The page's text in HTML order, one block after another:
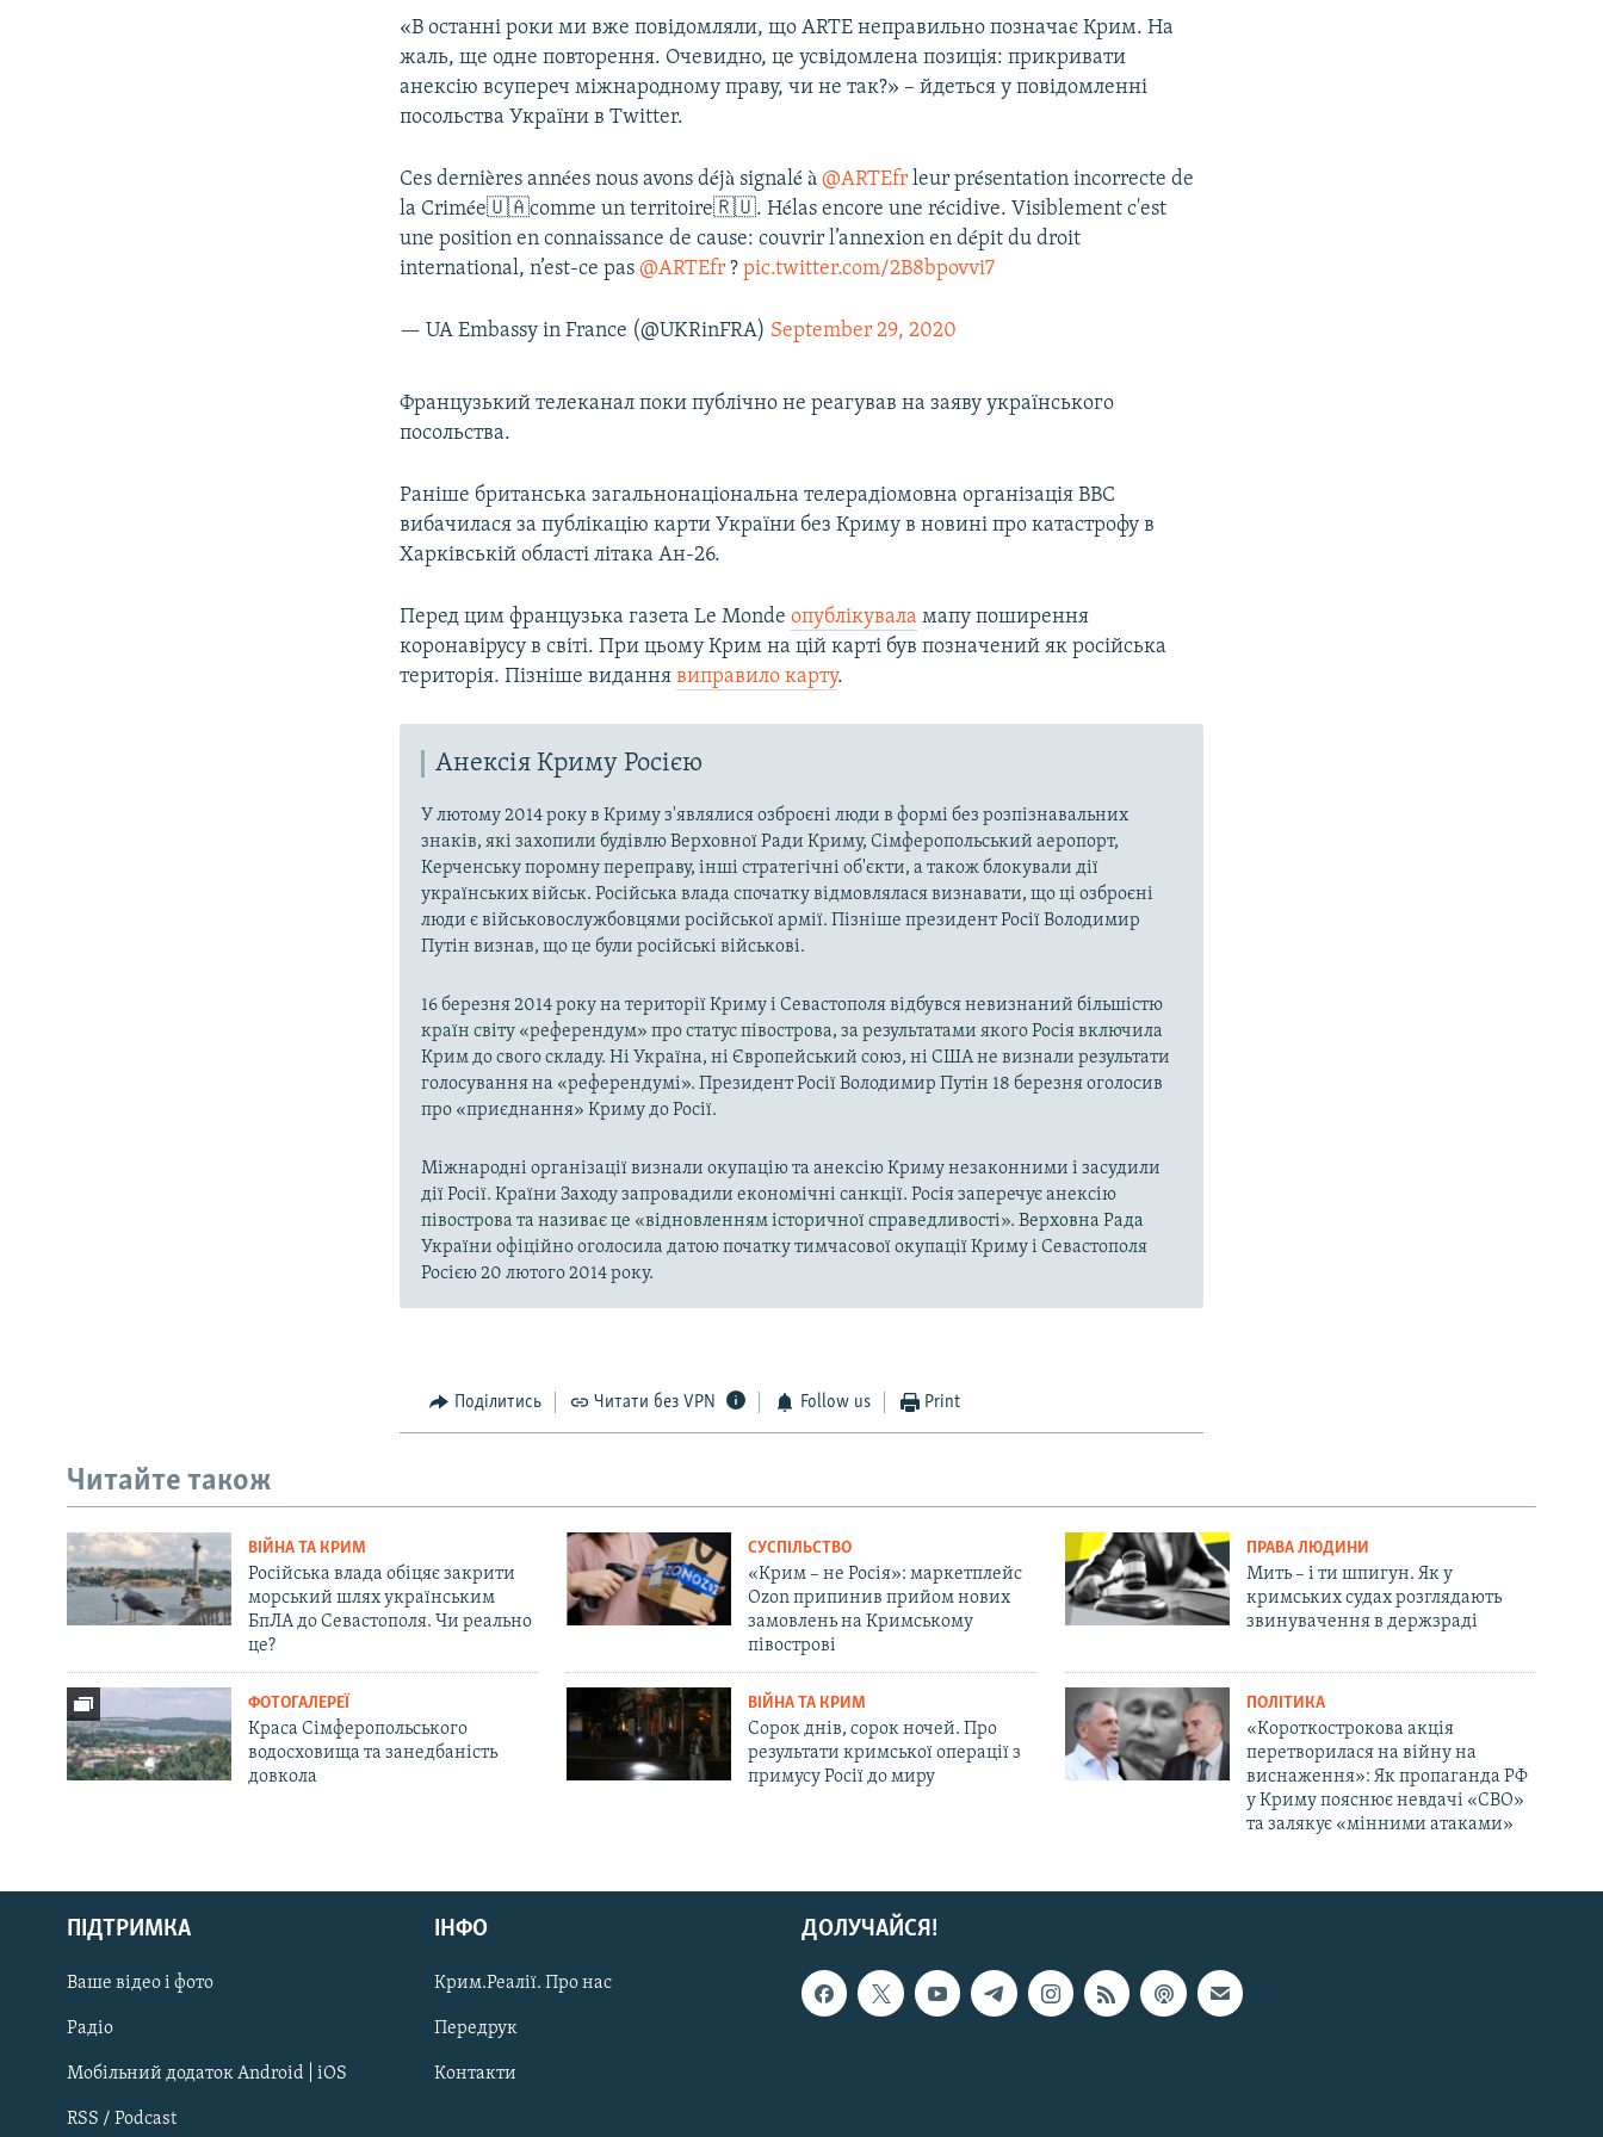
Русский
Qırımtatar
ДОЛУЧАЙСЯ!
«В останні роки ми вже повідомляли, що ARTE неправильно позначає Крим. На
жаль, ще одне повторення. Очевидно, це усвідомлена позиція: прикривати
анексію всупереч міжнародному праву, чи не так?» – йдеться у повідомленні
посольства України в Twitter.
Ces dernières années nous avons déjà signalé à@ARTEfr leur présentation incorrecte de
la Crimée🇺🇦comme un territoire🇷🇺. Hélas encore une récidive. Visiblement c'est
une position en connaissance de cause: couvrir l’annexion en dépit du droit
international, n’est-ce pas@ARTEfr ?pic.twitter.com/2B8bpovvi7
— UA Embassy in France (@UKRinFRA) September 29, 2020
Французький телеканал поки публічно не реагував на заяву українського
посольства.
Раніше британська загальнонаціональна телерадіомовна організація BBC
вибачилася за публікацію карти України без Криму в новині про катастрофу в
Харківській області літака Ан-26.
Перед цим французька газета Le Mondeопублікувала мапу поширення
коронавірусу в світі. При цьому Крим на цій карті був позначений як російська
територія. Пізніше виданнявиправило карту.
Анексія Криму Росією
У лютому 2014 року в Криму з'являлися озброєні люди в формі без розпізнавальних
знаків, які захопили будівлю Верховної Ради Криму, Сімферопольський аеропорт,
Керченську поромну переправу, інші стратегічні об'єкти, а також блокували дії
українських військ. Російська влада спочатку відмовлялася визнавати, що ці озброєні
люди є військовослужбовцями російської армії. Пізніше президент Росії Володимир
Путін визнав, що це були російські військові.
16 березня 2014 року на території Криму і Севастополя відбувся невизнаний більшістю
країн світу «референдум» про статус півострова, за результатами якого Росія включила
Крим до свого складу. Ні Україна, ні Європейський союз, ні США не визнали результати
голосування на «референдумі». Президент Росії Володимир Путін 18 березня оголосив
про «приєднання» Криму до Росії.
Міжнародні організації визнали окупацію та анексію Криму незаконними і засудили
дії Росії. Країни Заходу запровадили економічні санкції. Росія заперечує анексію
півострова та називає це «відновленням історичної справедливості». Верховна Рада
України офіційно оголосила датою початку тимчасової окупації Криму і Севастополя
Росією 20 лютого 2014 року.
Поділитись Читати без VPN Follow us Print
Читайте також
ВІЙНА ТА КРИМ
Російська влада обіцяє закрити
морський шлях українським
БпЛА до Севастополя. Чи реально
це?
СУСПІЛЬСТВО
«Крим – не Росія»: маркетплейс
Ozon припинив прийом нових
замовлень на Кримському
півострові
ПРАВА ЛЮДИНИ
Мить – і ти шпигун. Як у
кримських судах розглядають
звинувачення в держзраді
ФОТОГАЛЕРЕЇ
Краса Сімферопольського
водосховища та занедбаність
довкола
ВІЙНА ТА КРИМ
Сорок днів, сорок ночей. Про
результати кримської операції з
примусу Росії до миру
ПОЛІТИКА
«Короткострокова акція
перетворилася на війну на
виснаження»: Як пропаганда РФ
у Криму пояснює невдачі «СВО»
та залякує «мінними атаками»
ДОЛУЧАЙСЯ!
ПІДТРИМКА
Ваше відео і фото
Радіо
Мобільний додаток Android | iOS
RSS / Podcast
ІНФО
Крим.Реалії. Про нас
Передрук
Контакти